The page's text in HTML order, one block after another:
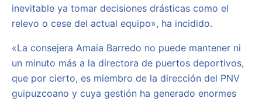
inevitable ya tomar decisiones drásticas como el
relevo o cese del actual equipo», ha incidido.
«La consejera Amaia Barredo no puede mantener ni
un minuto más a la directora de puertos deportivos,
que por cierto, es miembro de la dirección del PNV
guipuzcoano y cuya gestión ha generado enormes